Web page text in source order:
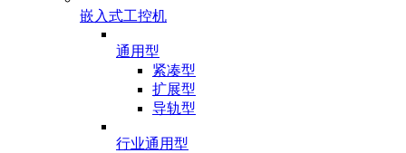
嵌入式工控机
通用型
紧凑型
扩展型
导轨型
行业通用型